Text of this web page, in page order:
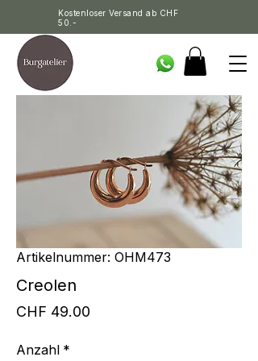
Kostenloser Versand ab CHF
50.-
Artikelnummer: OHM473
Creolen
CHF 49.00
Anzahl *